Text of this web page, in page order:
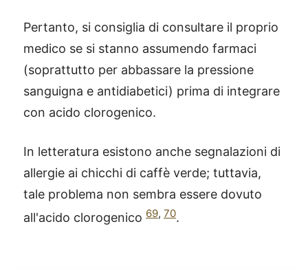
Pertanto, si consiglia di consultare il proprio
medico se si stanno assumendo farmaci
(soprattutto per abbassare la pressione
sanguigna e antidiabetici) prima di integrare
con acido clorogenico.
In letteratura esistono anche segnalazioni di
allergie ai chicchi di caffè verde; tuttavia,
tale problema non sembra essere dovuto
all'acido clorogenico 69, 70.